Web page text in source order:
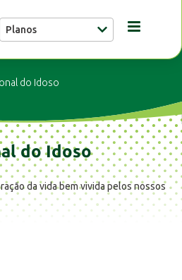
Planos
do Idoso
do Idoso
da vida bem vivida pelos nossos